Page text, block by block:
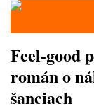
Feel-good
román o
šanciach